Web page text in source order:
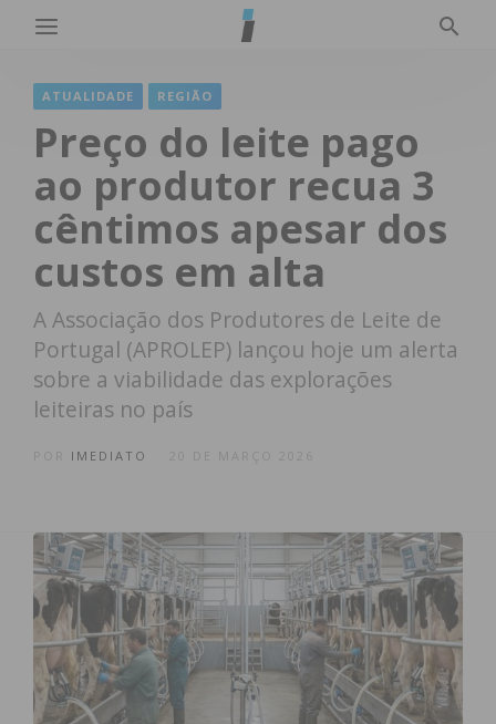
ATUALIDADE REGIÃO
Preço do leite pago
ao produtor recua 3
cêntimos apesar dos
custos em alta
A Associação dos Produtores de Leite de
Portugal (APROLEP) lançou hoje um alerta
sobre a viabilidade das explorações
leiteiras no país
IMEDIATO 20 DE MARÇO 2026